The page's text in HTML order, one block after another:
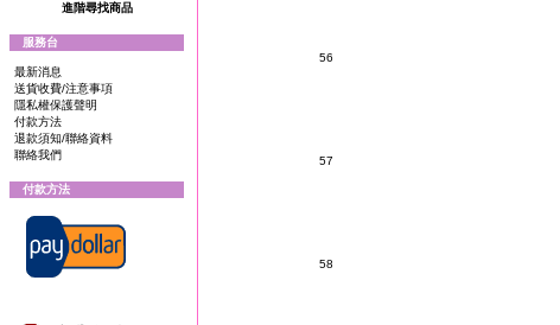
進階尋找商品
服務台
最新消息
送貨收費/注意事項
隱私權保護聲明
付款方法
退款須知/聯絡資料
聯絡我們
付款方法
56
57
58